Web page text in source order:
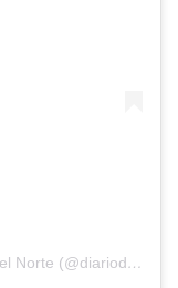
Una publicación compartida por Diario del Norte (@diariodelnorte)